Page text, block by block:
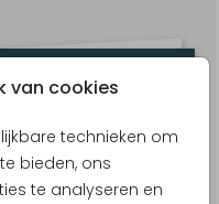
van cookies
technieken om
bieden, ons
te analyseren en